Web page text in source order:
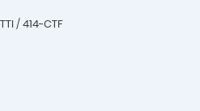
/ 414-CTF